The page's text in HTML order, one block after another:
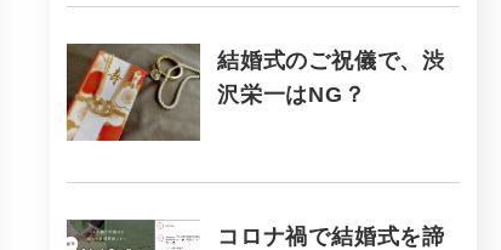
結婚式のご祝儀で、渋
沢栄一はNG？
コロナ禍で結婚式を諦